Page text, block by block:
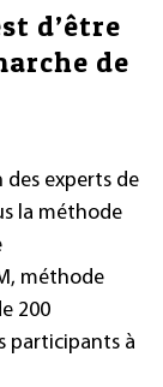
d’être
de
des experts de
la méthode
méthode
200
participants à